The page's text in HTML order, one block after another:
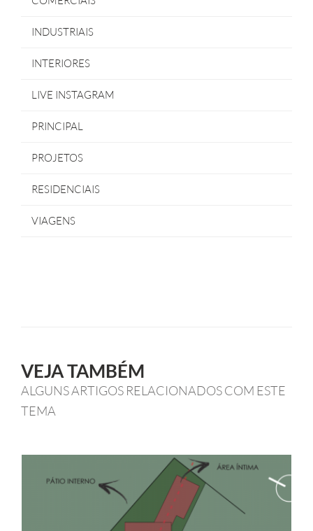
INDUSTRIAIS
INTERIORES
LIVE INSTAGRAM
PRINCIPAL
PROJETOS
RESIDENCIAIS
VIAGENS
VEJA TAMBÉM
ALGUNS ARTIGOS RELACIONADOS COM ESTE
TEMA